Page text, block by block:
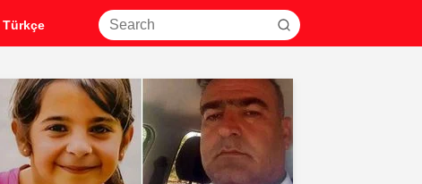
Türkçe